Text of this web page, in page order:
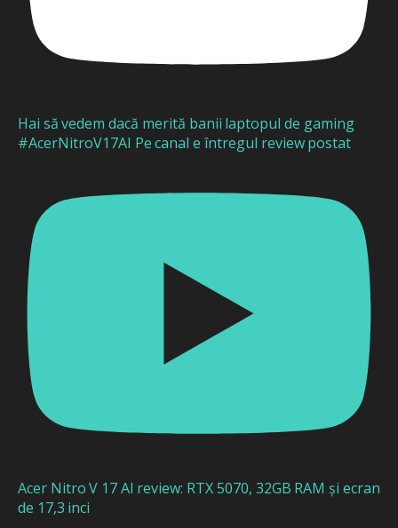
Hai să vedem dacă merită banii laptopul de gaming
#AcerNitroV17AI Pe canal e întregul review postat
Acer Nitro V 17 AI review: RTX 5070, 32GB RAM și ecran
de 17,3 inci